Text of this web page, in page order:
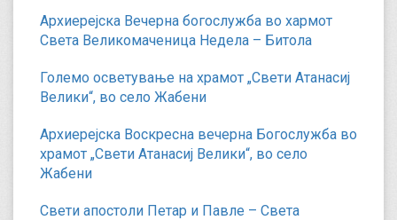
Архиерејска Вечерна богослужба во хармот
Света Великомаченица Недела – Битола
Големо осветување на храмот „Свети Атанасиј
Велики“, во село Жабени
Архиерејска Воскресна вечерна Богослужба во
храмот „Свети Атанасиј Велики“, во село
Жабени
Свети апостоли Петар и Павле – Света